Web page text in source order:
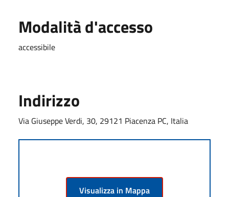
Modalità d'accesso
accessibile
Indirizzo
Via Giuseppe Verdi, 30, 29121 Piacenza PC, Italia
Visualizza in Mappa